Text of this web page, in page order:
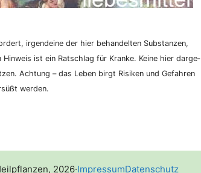
irgend­ei­ne der hier behan­del­ten Sub­stan­zen,
ist ein Rat­schlag für Kran­ke. Kei­ne hier dar­ge­
Ach­tung – das Leben birgt Risi­ken und Gefah­ren
werden.
2026·ImpressumDatenschutz